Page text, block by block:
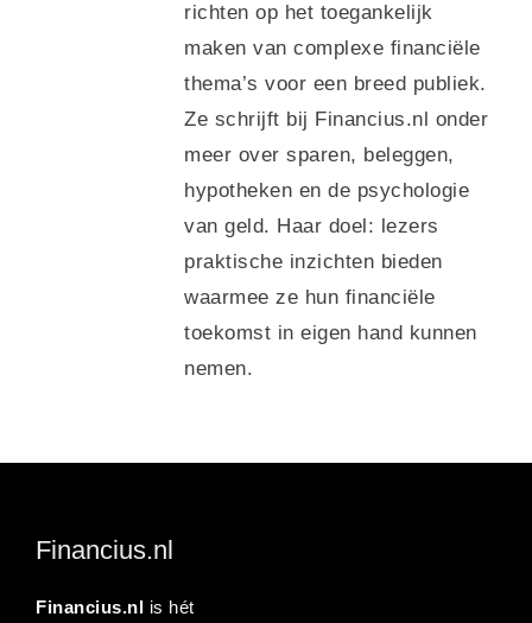
richten op het toegankelijk
maken van complexe financiële
thema’s voor een breed publiek.
Ze schrijft bij Financius.nl onder
meer over sparen, beleggen,
hypotheken en de psychologie
van geld. Haar doel: lezers
praktische inzichten bieden
waarmee ze hun financiële
toekomst in eigen hand kunnen
nemen.
Financius.nl
Financius.nl is hét